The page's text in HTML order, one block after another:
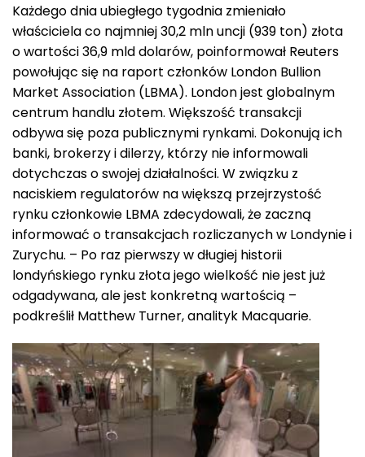
Każdego dnia ubiegłego tygodnia zmieniało
właściciela co najmniej 30,2 mln uncji (939 ton) złota
o wartości 36,9 mld dolarów, poinformował Reuters
powołując się na raport członków London Bullion
Market Association (LBMA). London jest globalnym
centrum handlu złotem. Większość transakcji
odbywa się poza publicznymi rynkami. Dokonują ich
banki, brokerzy i dilerzy, którzy nie informowali
dotychczas o swojej działalności. W związku z
naciskiem regulatorów na większą przejrzystość
rynku członkowie LBMA zdecydowali, że zaczną
informować o transakcjach rozliczanych w Londynie i
Zurychu. – Po raz pierwszy w długiej historii
londyńskiego rynku złota jego wielkość nie jest już
odgadywana, ale jest konkretną wartością –
podkreślił Matthew Turner, analityk Macquarie.